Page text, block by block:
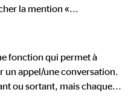
la mention «...
fonction qui permet à
un appel/une conversation.
ou sortant, mais chaque...